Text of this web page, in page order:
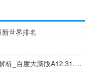
世界排名
2024新奥免费资料网站_智能AI深度解析_百度大脑版A12.31.651